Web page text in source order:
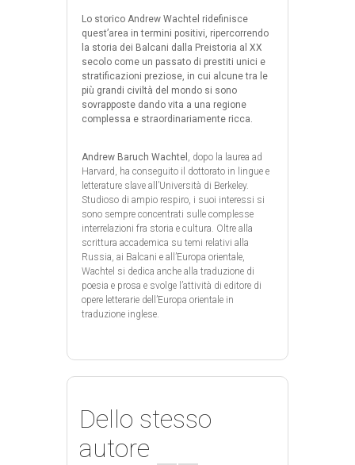
Lo storico Andrew Wachtel ridefinisce
quest’area in termini positivi, ripercorrendo
la storia dei Balcani dalla Preistoria al XX
secolo come un passato di prestiti unici e
stratificazioni preziose, in cui alcune tra le
più grandi civiltà del mondo si sono
sovrapposte dando vita a una regione
complessa e straordinariamente ricca.
Andrew Baruch Wachtel , dopo la laurea ad
Harvard, ha conseguito il dottorato in lingue e
letterature slave all’Università di Berkeley.
Studioso di ampio respiro, i suoi interessi si
sono sempre concentrati sulle complesse
interrelazioni fra storia e cultura. Oltre alla
scrittura accademica su temi relativi alla
Russia, ai Balcani e all’Europa orientale,
Wachtel si dedica anche alla traduzione di
poesia e prosa e svolge l’attività di editore di
opere letterarie dell’Europa orientale in
traduzione inglese.
Dello stesso
autore